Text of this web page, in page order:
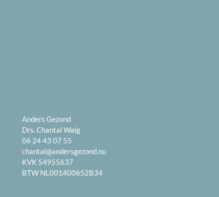
Anders Gezond
Drs. Chantal Walg
06 24 43 07 55
chantal@andersgezond.nu
KVK 54955637
BTW NL001400652B34